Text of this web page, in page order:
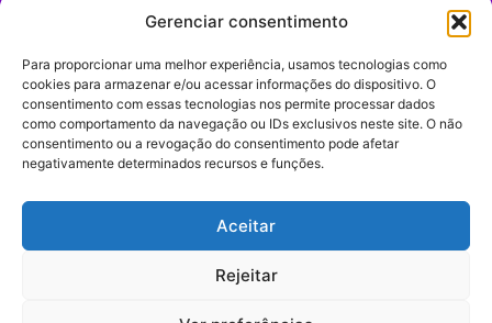
Gerenciar consentimento
Para proporcionar uma melhor experiência, usamos tecnologias como
cookies para armazenar e/ou acessar informações do dispositivo. O
consentimento com essas tecnologias nos permite processar dados
como comportamento da navegação ou IDs exclusivos neste site. O não
consentimento ou a revogação do consentimento pode afetar
negativamente determinados recursos e funções.
Aceitar
Rejeitar
streaming, games e iniciativas de marca que impactam a
forma como o público vive e consome internet no Brasil.
Contato:contato@portalg.com.br
Início Sobre
Termos de Uso
Política de Privacidade
Contato